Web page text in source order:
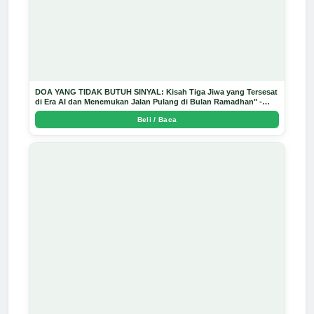
DOA YANG TIDAK BUTUH SINYAL: Kisah Tiga Jiwa yang Tersesat
di Era AI dan Menemukan Jalan Pulang di Bulan Ramadhan" -
Arda Dinata
Beli / Baca